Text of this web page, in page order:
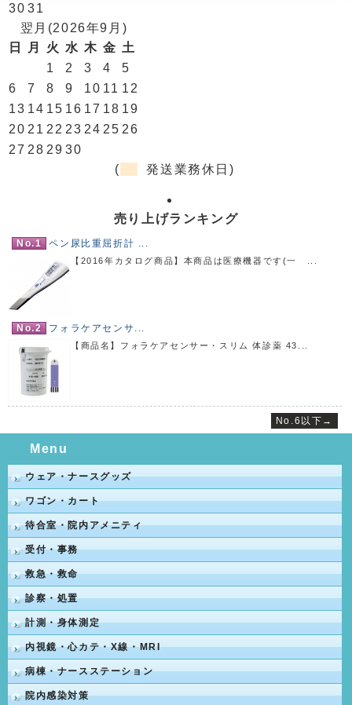
30 31
翌月(2026年9月)
日
月 火 水 木 金 土
1
2 3 4
5
6
7 8 9 10 11 12
13 14 15 16 17 18 19
20 21 22 23 24 25 26
27 28 29 30
(
発送業務休日)
売り上げランキング
No.1 ペン尿比重屈折計 ...
【2016年カタログ商品】本商品は医療機器です(一 ...
No.2 フォラケアセンサ...
【商品名】フォラケアセンサー・スリム 体診薬 43...
No.6以下→
Menu
ウェア・ナースグッズ
ワゴン・カート
待合室・院内アメニティ
受付・事務
救急・救命
診察・処置
計測・身体測定
内視鏡・心カテ・X線・MRI
病棟・ナースステーション
院内感染対策